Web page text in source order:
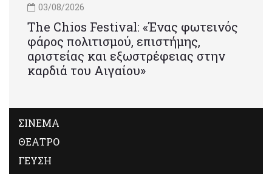
03/08/2026
Τhe Chios Festival: «Ένας φωτεινός
φάρος πολιτισμού, επιστήμης,
αριστείας και εξωστρέφειας στην
καρδιά του Αιγαίου»
ΣΙΝΕΜΑ
ΘΕΑΤΡΟ
ΓΕΥΣΗ